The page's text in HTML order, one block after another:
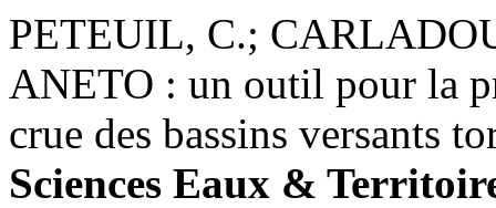
PETEUIL, C.;
ANETO : un outil pour la
crue des bassins versants
Sciences Eaux &